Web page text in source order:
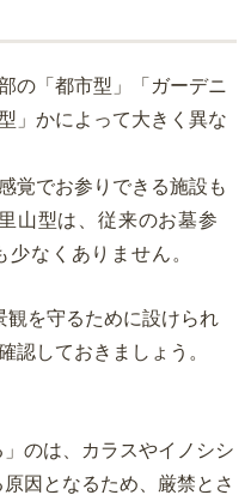
の「都市型」「ガーデニ
」かによって大きく異な
覚でお参りできる施設も
里山型は
、従来のお墓参
なくありません。
観を守るために設けられ
認しておきましょう。
」のは、カラスやイノシシ
因となるため、厳禁とさ